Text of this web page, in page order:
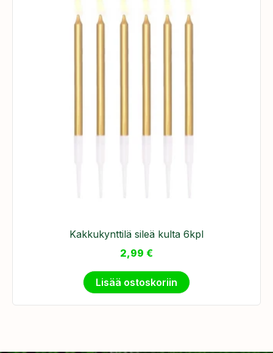
Kakkukynttilä sileä kulta 6kpl
2,99 €
Lisää ostoskoriin